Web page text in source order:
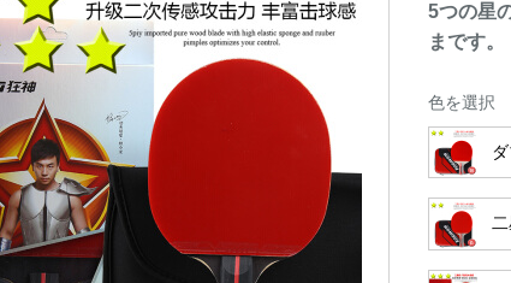
5つの星
まです。
色を選択